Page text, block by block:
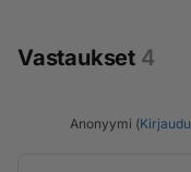
Vastaukset 4
Anonyymi (Kirjaudu